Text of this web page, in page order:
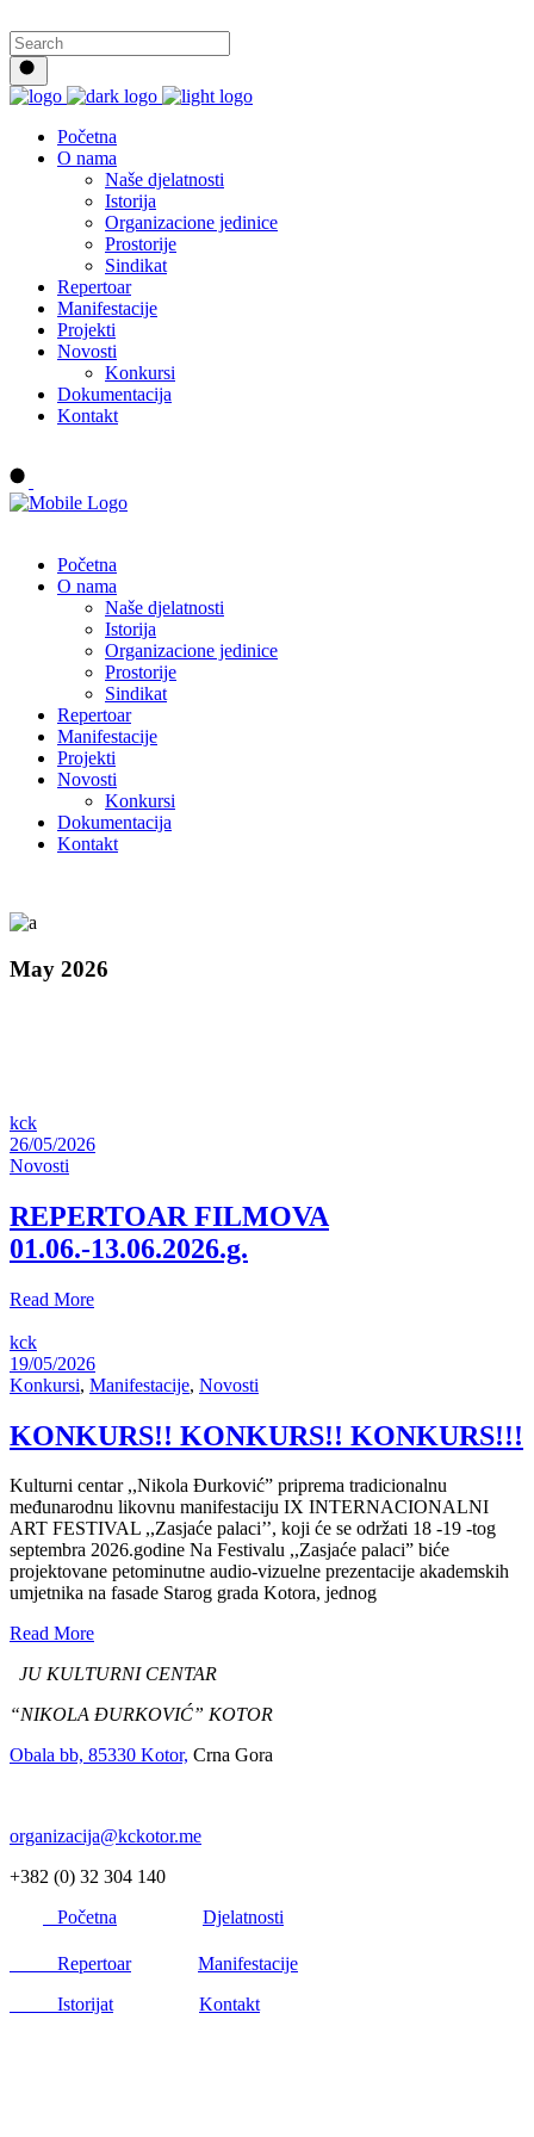
Početna
O nama
Naše djelatnosti
Istorija
Organizacione jedinice
Prostorije
Sindikat
Repertoar
Manifestacije
Projekti
Novosti
Konkursi
Dokumentacija
Kontakt
Početna
O nama
Naše djelatnosti
Istorija
Organizacione jedinice
Prostorije
Sindikat
Repertoar
Manifestacije
Projekti
Novosti
Konkursi
Dokumentacija
Kontakt
May 2026
kck
26/05/2026
Novosti
REPERTOAR FILMOVA
01.06.-13.06.2026.g.
Read More
kck
19/05/2026
Konkursi, Manifestacije, Novosti
KONKURS!! KONKURS!! KONKURS!!!
Kulturni centar ,,Nikola Đurković” priprema tradicionalnu
međunarodnu likovnu manifestaciju IX INTERNACIONALNI
ART FESTIVAL ,,Zasjaće palaci’’, koji će se održati 18 -19 -tog
septembra 2026.godine Na Festivalu ,,Zasjaće palaci” biće
projektovane petominutne audio-vizuelne prezentacije akademskih
umjetnika na fasade Starog grada Kotora, jednog
Read More
JU KULTURNI CENTAR
“NIKOLA ĐURKOVIĆ” KOTOR
Obala bb, 85330 Kotor, Crna Gora
organizacija@kckotor.me
+382 (0) 32 304 140
Početna
Djelatnosti
Repertoar
Manifestacije
Istorijat
Kontakt